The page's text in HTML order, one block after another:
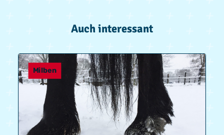
Auch interessant
Milben